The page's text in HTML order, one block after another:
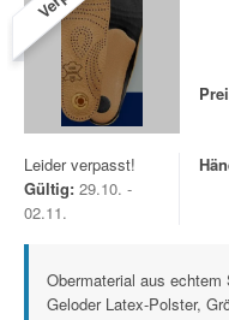
Leider verpasst!
Gültig: 29.10. -
02.11.
Obermaterial aus
Geloder Latex-Polster,